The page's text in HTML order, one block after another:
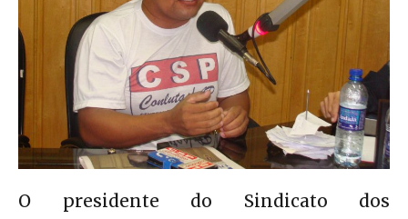
O presidente do Sindicato dos